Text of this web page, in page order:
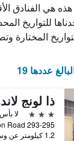
هي الفنادق
للتواريخ
عددها 19
3 نجوم
لا بأس 4.5
1.2 كيلومتر عن وسط المدينة